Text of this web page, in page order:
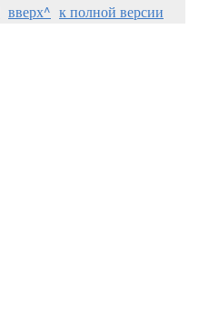
вверх^ к полной версии